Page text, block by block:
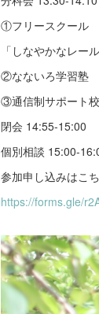
①フリースクール
「しなやかなレー
②なないろ学習塾
③通信制サポート
閉会 14:55-15:00
個別相談 15:00-
参加申し込みはこ
https://forms.gle/